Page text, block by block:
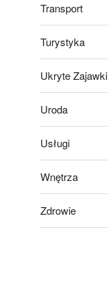
Transport
Turystyka
Ukryte Zajawki
Uroda
Usługi
Wnętrza
Zdrowie